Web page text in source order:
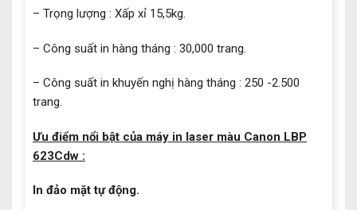
– Trọng lượng : Xấp xỉ 15,5kg.
– Công suất in hàng tháng : 30,000 trang.
– Công suất in khuyến nghị hàng tháng : 250 -2.500
trang.
Ưu điểm nổi bật của máy in laser màu Canon LBP
623Cdw :
In đảo mặt tự động.